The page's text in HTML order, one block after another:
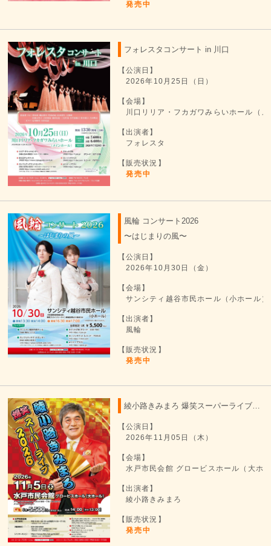
発売中
フォレスタコンサート in 川口
【公演日】
2026年10月25日（日）
【会場】
川口リリア・フカガワみらいホール（
【出演者】
フォレスタ
【販売状況】
発売中
風輪 コンサート2026
〜はじまりの風〜
【公演日】
2026年10月30日（金）
【会場】
サンシティ越谷市民ホール（小ホール）
【出演者】
風輪
【販売状況】
発売中
綾小路きみまろ 爆笑スーパーライブ 2026
【公演日】
2026年11月05日（木）
【会場】
水戸市民会館 グロービスホール（大ホ
【出演者】
綾小路きみまろ
【販売状況】
発売中